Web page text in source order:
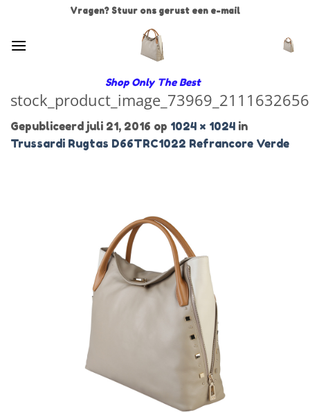
inhoud
Vragen? Stuur ons gerust een e-mail
Shop Only The Best
stock_product_image_73969_2111632656
Gepubliceerd juli 21, 2016 op 1024 × 1024 in
Trussardi Rugtas D66TRC1022 Refrancore Verde